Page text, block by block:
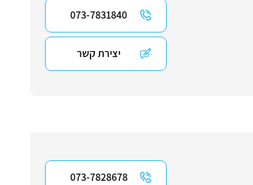
073-7831840
יצירת קשר
073-7828678